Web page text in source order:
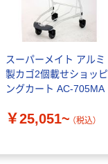
スーパーメイト アルミ
製カゴ2個載せショッピ
ングカート AC-705MA
￥25,051~ （税込）